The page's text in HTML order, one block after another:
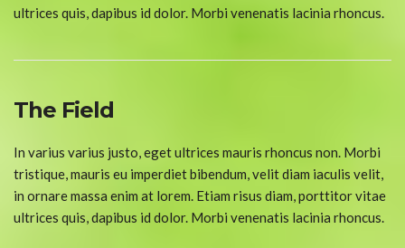
ultrices quis, dapibus id dolor. Morbi venenatis lacinia rhoncus.
The Field
In varius varius justo, eget ultrices mauris rhoncus non. Morbi
tristique, mauris eu imperdiet bibendum, velit diam iaculis velit,
in ornare massa enim at lorem. Etiam risus diam, porttitor vitae
ultrices quis, dapibus id dolor. Morbi venenatis lacinia rhoncus.